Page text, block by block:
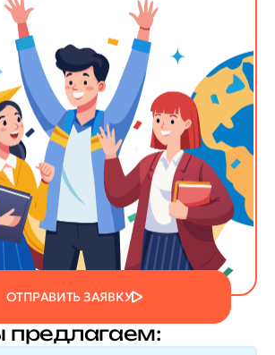
ОТПРАВИТЬ ЗАЯВКУ
предлагаем: